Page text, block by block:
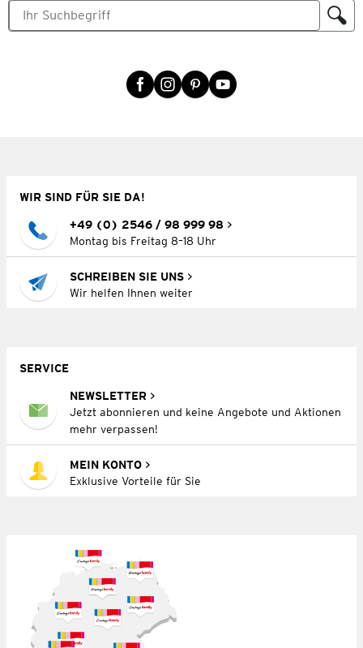
WIR SIND FÜR SIE DA!
+49 (0) 2546 / 98 999 98
Montag bis Freitag 8–18 Uhr
SCHREIBEN SIE UNS
Wir helfen Ihnen weiter
SERVICE
NEWSLETTER
Jetzt abonnieren und keine Angebote und Aktionen
mehr verpassen!
MEIN KONTO
Exklusive Vorteile für Sie